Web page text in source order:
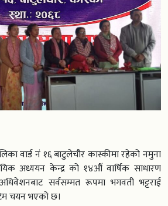
वार्ड नं १६ बाटुलेचौर कास्कीमा रहेको नमुना
अध्ययन केन्द्र को १४औं वार्षिक साधारण
सर्वसम्मत रूपमा भगवती भट्टराई
चयन भएको छ।